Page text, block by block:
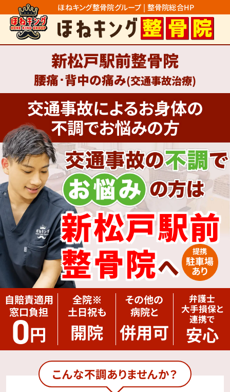
ほねキング整骨院グループ | 整骨院総合HP
新松戸駅前整骨院
腰痛･背中の痛み(交通事故治療)
交通事故によるお身体の
不調でお悩みの方
新松戸駅前
整骨院へ
自賠責適用
窓口負担
0円
全院※
土日祝も
開院
その他の
病院と
併用可
弁護士
大手損保と
連携で
安心
提携
駐車場
あり
こんな不調ありませんか？